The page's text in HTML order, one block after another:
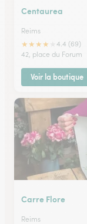
Centaurea
Reims
★★★★
4.4 (69)
42, place du Forum
Voir la boutique
Carre Flore
Reims